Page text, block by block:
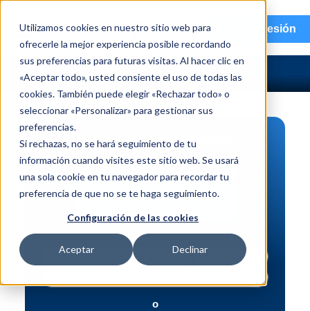
Utilizamos cookies en nuestro sitio web para
ofrecerle la mejor experiencia posible recordando
sus preferencias para futuras visitas. Al hacer clic en
«Aceptar todo», usted consiente el uso de todas las
cookies. También puede elegir «Rechazar todo» o
seleccionar «Personalizar» para gestionar sus
preferencias.
Si rechazas, no se hará seguimiento de tu
información cuando visites este sitio web. Se usará
una sola cookie en tu navegador para recordar tu
preferencia de que no se te haga seguimiento.
Configuración de las cookies
Aceptar Declinar
menu Iniciar sesión
BÚSQUEDA DE PIEZAS
Vehículo | NIV
Pieza | N.º de intercambio
o